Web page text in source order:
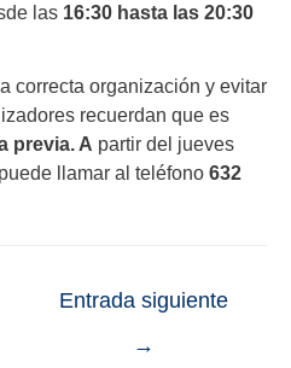
las 16:30 hasta las 20:30
correcta organización y evitar
recuerdan que es
previa. A partir del jueves
llamar al teléfono 632
Entrada siguiente
→